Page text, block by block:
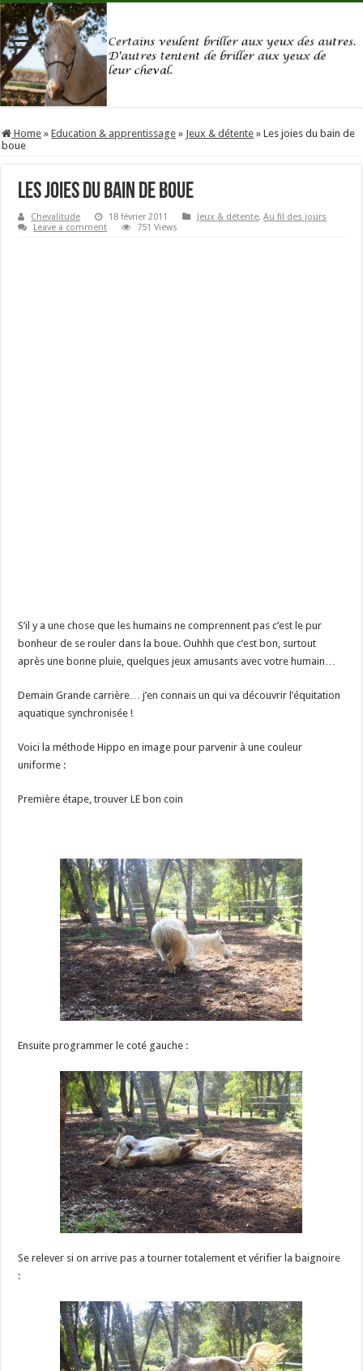
Home » Education & apprentissage » Jeux & détente » Les joies du bain de
boue
Les joies du bain de boue
Chevalitude 18 février 2011 Jeux & détente,Au fil des jours
Leave a comment
751 Views
S’il y a une chose que les humains ne comprennent pas c’est le pur
bonheur de se rouler dans la boue. Ouhhh que c’est bon, surtout
après une bonne pluie, quelques jeux amusants avec votre humain…
Demain Grande carrière… j’en connais un qui va découvrir l’équitation
aquatique synchronisée !
Voici la méthode Hippo en image pour parvenir à une couleur
uniforme :
Première étape, trouver LE bon coin
Ensuite programmer le coté gauche :
Se relever si on arrive pas a tourner totalement et vérifier la baignoire
: